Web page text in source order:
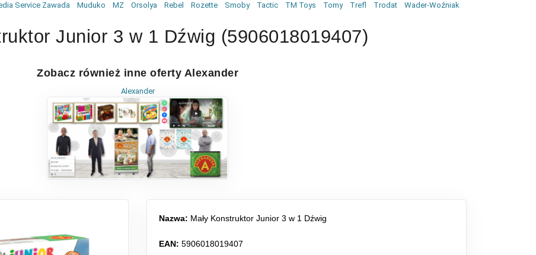
Service Zawada Muduko MZ Orsolya Rebel Rozette Smoby Tactic TM Toys Tomy Trefl Trodat
Wader-Woźniak
Junior 3 w 1 Dźwig (5906018019407)
Zobacz również inne oferty Alexander
Alexander
Nazwa: Mały Konstruktor Junior 3 w 1 Dźwig
EAN: 5906018019407